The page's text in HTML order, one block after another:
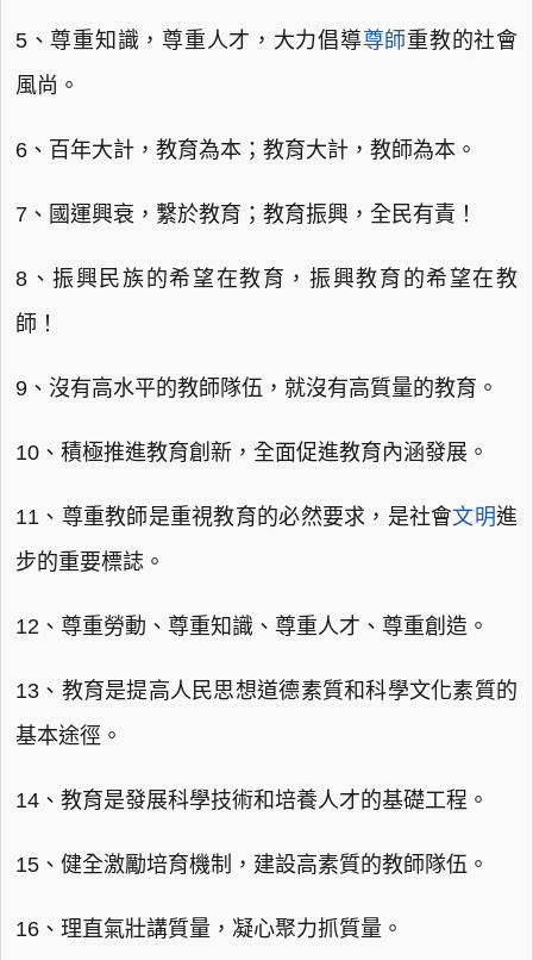
5、尊重知識，尊重人才，大力倡導尊師重教的社會
風尚。
6、百年大計，教育為本；教育大計，教師為本。
7、國運興衰，繫於教育；教育振興，全民有責！
8、振興民族的希望在教育，振興教育的希望在教
師！
9、沒有高水平的教師隊伍，就沒有高質量的教育。
10、積極推進教育創新，全面促進教育內涵發展。
11、尊重教師是重視教育的必然要求，是社會文明進
步的重要標誌。
12、尊重勞動、尊重知識、尊重人才、尊重創造。
13、教育是提高人民思想道德素質和科學文化素質的
基本途徑。
14、教育是發展科學技術和培養人才的基礎工程。
15、健全激勵培育機制，建設高素質的教師隊伍。
16、理直氣壯講質量，凝心聚力抓質量。